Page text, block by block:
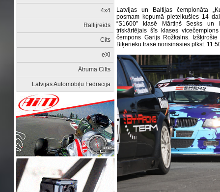
4x4
Rallijreids
Cits
eXi
Ātruma Cilts
Latvijas Automobiļu Fedrācija
Latvijas un Baltijas čempionāta
posmam kopumā pieteikušies 14
“S1600” klasē Mārtiņš Sesks un
trīskārtējais šīs klases
čempons Garijs Rožkalns.
Biķerieku trasē norisināsies plkst.